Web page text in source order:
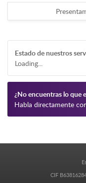
Estado de nuestros
Loading...
¿No encuentras lo que
Habla directamente
CIF